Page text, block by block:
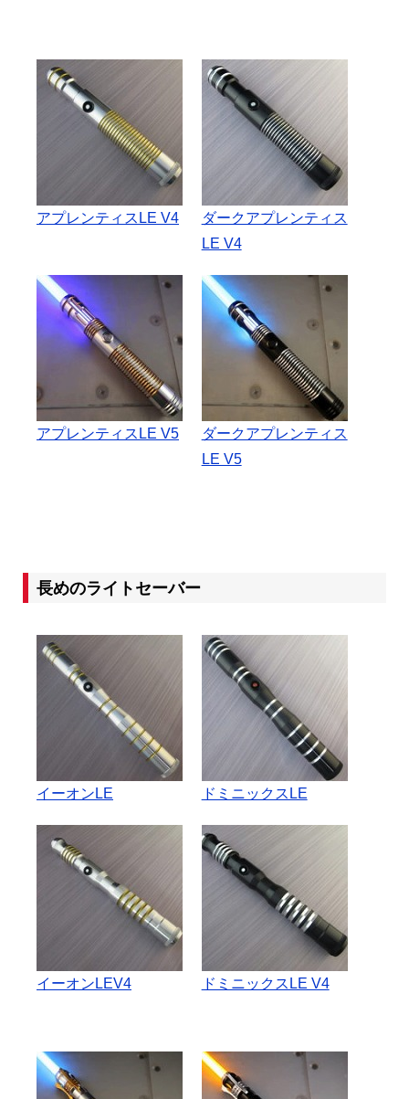
アプレンティスLE V4
ダークアプレンティス
LE V4
アプレンティスLE V5
ダークアプレンティス
LE V5
長めのライトセーバー
イーオンLE ドミニックスLE
イーオンLEV4 ドミニックスLE V4